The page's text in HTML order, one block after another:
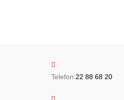
Telefon:22 88 68 20